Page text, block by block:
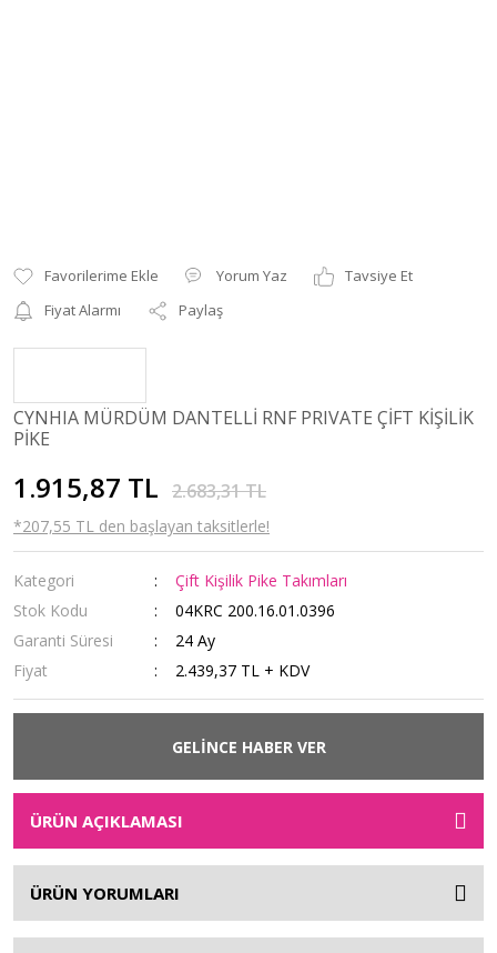
Yorum Yaz
Tavsiye Et
Fiyat Alarmı
Paylaş
CYNHIA MÜRDÜM DANTELLİ RNF PRIVATE ÇİFT KİŞİLİK
PİKE
1.915,87 TL 2.683,31 TL
*207,55 TL den başlayan taksitlerle!
Kategori
Çift Kişilik Pike Takımları
Stok Kodu
04KRC 200.16.01.0396
Garanti Süresi
24 Ay
Fiyat
2.439,37 TL + KDV
GELİNCE HABER VER
ÜRÜN AÇIKLAMASI
ÜRÜN YORUMLARI